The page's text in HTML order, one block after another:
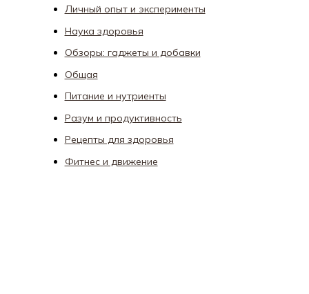
Личный опыт и эксперименты
Наука здоровья
Обзоры: гаджеты и добавки
Общая
Питание и нутриенты
Разум и продуктивность
Рецепты для здоровья
Фитнес и движение